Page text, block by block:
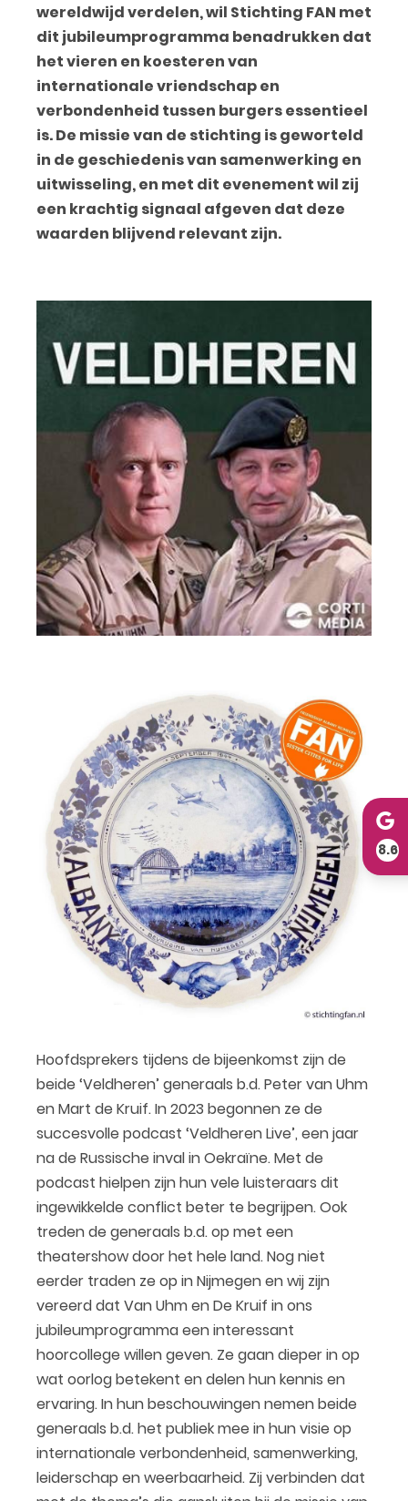
wereldwijd verdelen, wil Stichting FAN met
dit jubileumprogramma benadrukken dat
het vieren en koesteren van
internationale vriendschap en
verbondenheid tussen burgers essentieel
is. De missie van de stichting is geworteld
in de geschiedenis van samenwerking en
uitwisseling, en met dit evenement wil zij
een krachtig signaal afgeven dat deze
waarden blijvend relevant zijn.
Hoofdsprekers tijdens de bijeenkomst zijn de
beide ‘Veldheren’ generaals b.d. Peter van Uhm
en Mart de Kruif. In 2023 begonnen ze de
succesvolle podcast ‘Veldheren Live’, een jaar
na de Russische inval in Oekraïne. Met de
podcast hielpen zijn hun vele luisteraars dit
ingewikkelde conflict beter te begrijpen. Ook
treden de generaals b.d. op met een
theatershow door het hele land. Nog niet
eerder traden ze op in Nijmegen en wij zijn
vereerd dat Van Uhm en De Kruif in ons
jubileumprogramma een interessant
hoorcollege willen geven. Ze gaan dieper in op
wat oorlog betekent en delen hun kennis en
ervaring. In hun beschouwingen nemen beide
generaals b.d. het publiek mee in hun visie op
internationale verbondenheid, samenwerking,
leiderschap en weerbaarheid. Zij verbinden dat
8.6